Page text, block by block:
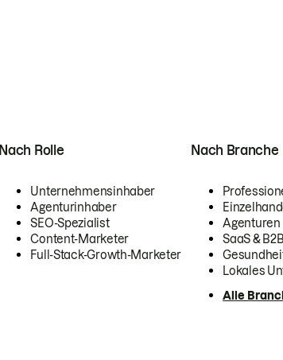
Nach Rolle
Unternehmensinhaber
Agenturinhaber
SEO-Spezialist
Content-Marketer
Full-Stack-Growth-Marketer
Nach Branche
Agenturen
SaaS &
Lokales
Alle